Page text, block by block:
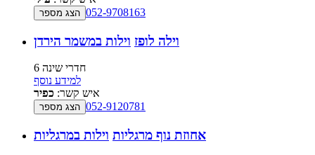
הצג מספר 052-9708163
וילה לופז וילות במשמר הירדן
6 חדרי שינה
למידע נוסף
איש קשר: כפיר
הצג מספר 052-9120781
אחוזת נוף מרגליות וילות במרגליות